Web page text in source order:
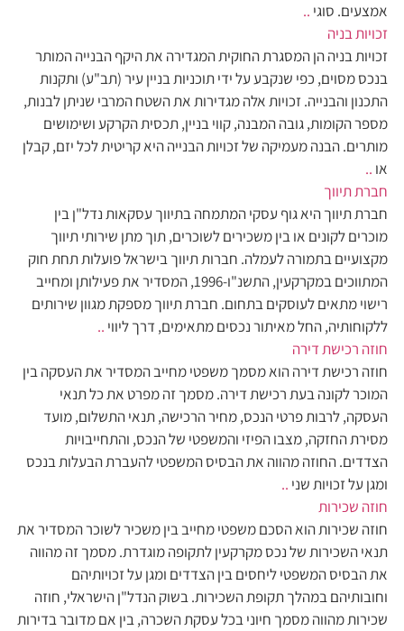
אמצעים. סוגי ..
זכויות בניה
זכויות בניה הן המסגרת החוקית המגדירה את היקף הבנייה המותר
בנכס מסוים, כפי שנקבע על ידי תוכניות בניין עיר (תב"ע) ותקנות
התכנון והבנייה. זכויות אלה מגדירות את השטח המרבי שניתן לבנות,
מספר הקומות, גובה המבנה, קווי בניין, תכסית הקרקע ושימושים
מותרים. הבנה מעמיקה של זכויות הבנייה היא קריטית לכל יזם, קבלן
או ..
חברת תיווך
חברת תיווך היא גוף עסקי המתמחה בתיווך עסקאות נדל"ן בין
מוכרים לקונים או בין משכירים לשוכרים, תוך מתן שירותי תיווך
מקצועיים בתמורה לעמלה. חברות תיווך בישראל פועלות תחת חוק
המתווכים במקרקעין, התשנ"ו-1996, המסדיר את פעילותן ומחייב
רישוי מתאים לעוסקים בתחום. חברת תיווך מספקת מגוון שירותים
ללקוחותיה, החל מאיתור נכסים מתאימים, דרך ליווי ..
חוזה רכישת דירה
חוזה רכישת דירה הוא מסמך משפטי מחייב המסדיר את העסקה בין
המוכר לקונה בעת רכישת דירה. מסמך זה מפרט את כל תנאי
העסקה, לרבות פרטי הנכס, מחיר הרכישה, תנאי התשלום, מועד
מסירת החזקה, מצבו הפיזי והמשפטי של הנכס, והתחייבויות
הצדדים. החוזה מהווה את הבסיס המשפטי להעברת הבעלות בנכס
ומגן על זכויות שני ..
חוזה שכירות
חוזה שכירות הוא הסכם משפטי מחייב בין משכיר לשוכר המסדיר את
תנאי השכירות של נכס מקרקעין לתקופה מוגדרת. מסמך זה מהווה
את הבסיס המשפטי ליחסים בין הצדדים ומגן על זכויותיהם
וחובותיהם במהלך תקופת השכירות. בשוק הנדל"ן הישראלי, חוזה
שכירות מהווה מסמך חיוני בכל עסקת השכרה, בין אם מדובר בדירות